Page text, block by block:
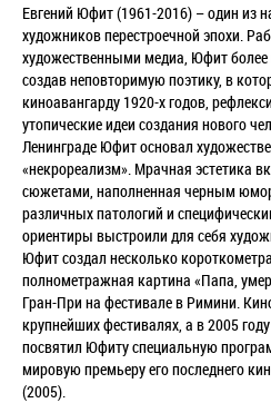
Евгений Юфит (1961-2016) – один из
художников перестроечной эпохи.
художественными медиа, Юфит более
создав неповторимую поэтику, в
киноавангарду 1920-х годов,
утопические идеи создания нового
Ленинграде Юфит основал
«некрореализм». Мрачная эстетика
сюжетами, наполненная черным
различных патологий и
ориентиры выстроили для себя
Юфит создал несколько
полнометражная картина «Папа,
Гран-При на фестивале в Римини.
крупнейших фестивалях, а в 2005
посвятил Юфиту специальную
мировую премьеру его последнего
(2005).